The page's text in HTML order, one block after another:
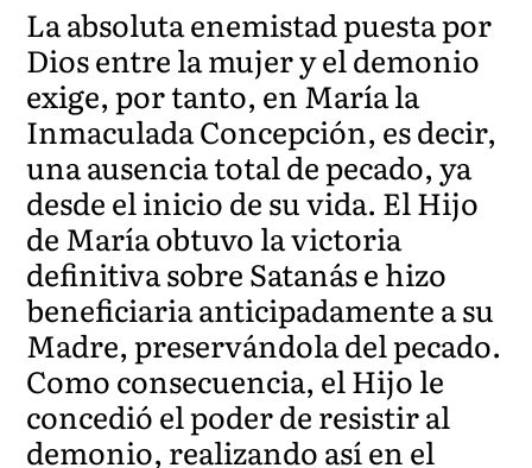
La absoluta enemistad puesta por
Dios entre la mujer y el demonio
exige, por tanto, en María la
Inmaculada Concepción, es decir,
una ausencia total de pecado, ya
desde el inicio de su vida. El Hijo
de María obtuvo la victoria
definitiva sobre Satanás e hizo
beneficiaria anticipadamente a su
Madre, preservándola del pecado.
Como consecuencia, el Hijo le
concedió el poder de resistir al
demonio, realizando así en el